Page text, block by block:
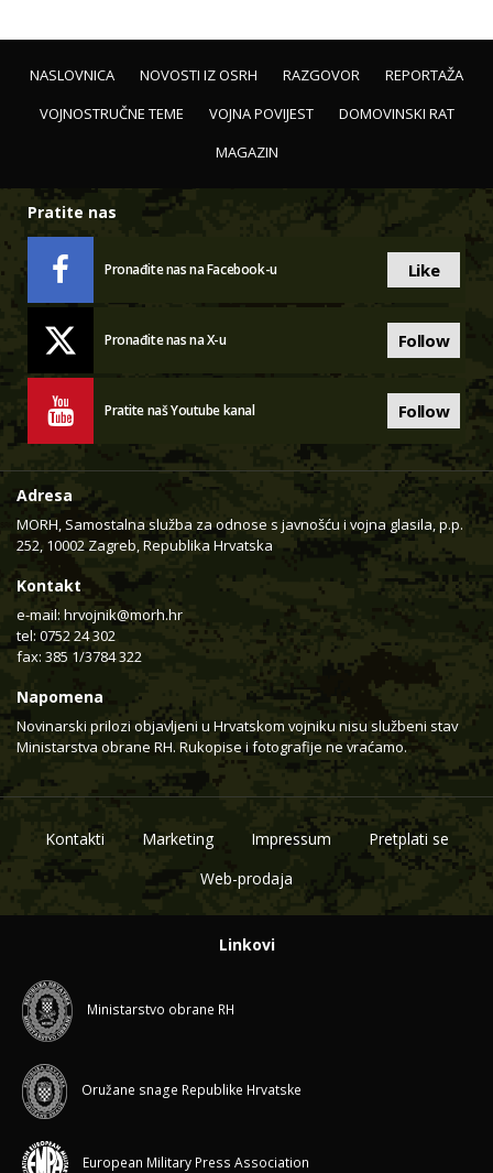
NASLOVNICA NOVOSTI IZ OSRH RAZGOVOR
REPORTAŽA
VOJNOSTRUČNE TEME
VOJNA POVIJEST
DOMOVINSKI RAT
MAGAZIN
Pratite nas
Pronađite nas na Facebook-u Like
Pronađite nas na X-u Follow
Pratite naš Youtube kanal Follow
Adresa
MORH, Samostalna služba za odnose s javnošću i vojna glasila, p.p.
252, 10002 Zagreb, Republika Hrvatska
Kontakt
e-mail: hrvojnik@morh.hr
tel: 0752 24 302
fax: 385 1/3784 322
Napomena
Novinarski prilozi objavljeni u Hrvatskom vojniku nisu službeni stav
Ministarstva obrane RH. Rukopise i fotografije ne vraćamo.
Kontakti Marketing Impressum
Pretplati se
Web-prodaja
Linkovi
Ministarstvo obrane RH
Oružane snage Republike Hrvatske
European Military Press Association